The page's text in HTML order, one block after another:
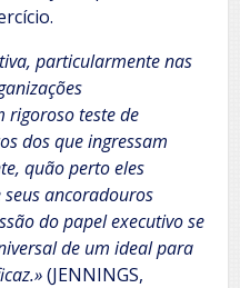
particularmente nas
rigoroso teste de
dos que ingressam
quão perto eles
ancoradouros
do papel executivo se
de um ideal para
(JENNINGS,